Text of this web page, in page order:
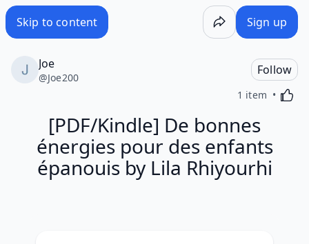
Skip to content Sign up
Joe
@Joe200
Follow
1 item
[PDF/Kindle] De bonnes
énergies pour des enfants
épanouis by Lila Rhiyourhi